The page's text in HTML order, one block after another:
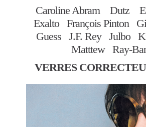
Caroline Abram Dutz
Exalto François Pinton
Guess J.F. Rey Julbo
Matttew Ray-
VERRES